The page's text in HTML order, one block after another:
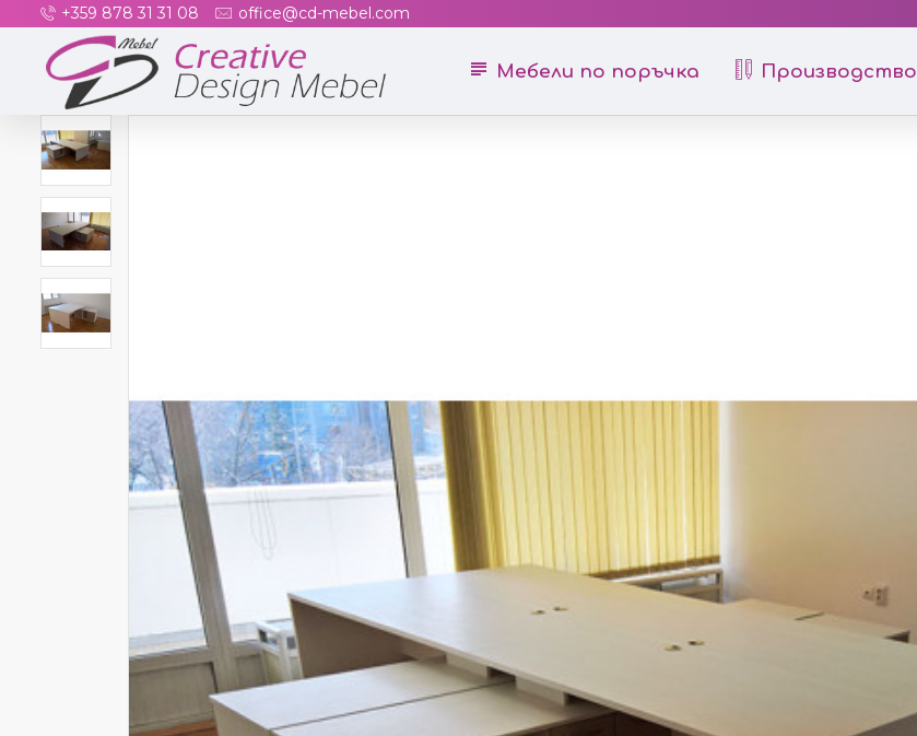
+359 878 31 31 08 office@cd-mebel.com
Мебели по поръчка Производство